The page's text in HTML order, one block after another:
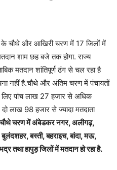
के चौथे और आखिरी चरण में 17 जिलों में
शाम छह बजे तक होगा. राज्य
मतदान शांतिपूर्ण ढंग से चल रहा है
नहीं है.चौथे और अंतिम चरण में पंचायतों
लिए पांच लाख 27 हजार से अधिक
लाख 98 हजार से ज्यादा मतदाता
चौथे चरण में अंबेडकर नगर, अलीगढ़,
बस्ती, बहराइच, बांदा, मऊ,
तथा हापुड़ जिलों में मतदान हो रहा है.